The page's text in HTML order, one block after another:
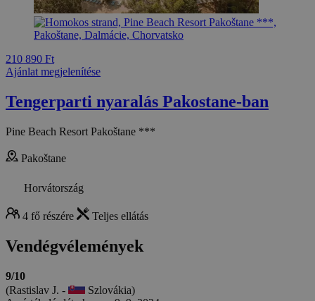
210 890 Ft
Ajánlat megjelenítése
Tengerparti nyaralás Pakostane-ban
Pine Beach Resort Pakoštane ***
Pakoštane
Horvátország
4 fő részére Teljes ellátás
Vendégvélemények
9/10
(Rastislav J. -
Szlovákia)